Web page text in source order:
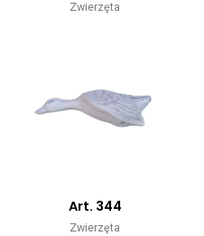
Zwierzęta
Art. 344
Zwierzęta